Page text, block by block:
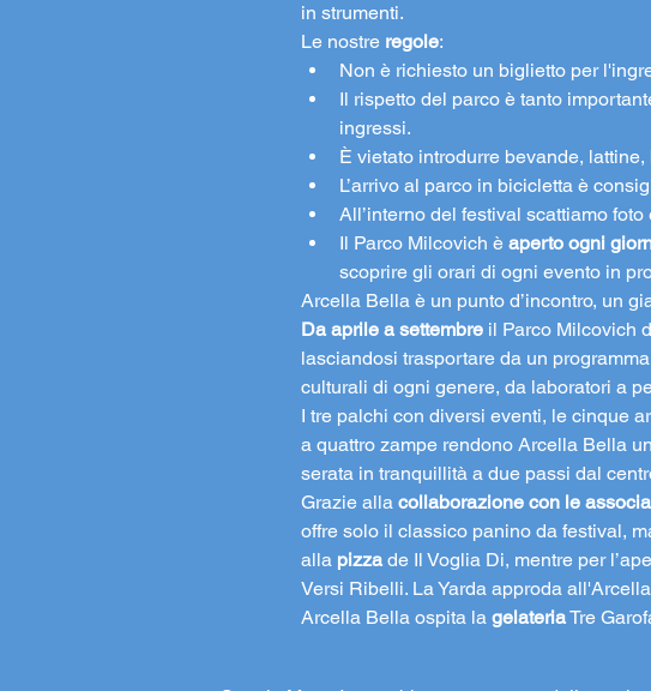
in strumenti.
Le nostre regole:
Non è richiesto un biglietto per
Il rispetto del parco è tanto
ingressi.
È vietato introdurre bevande, lattine,
L’arrivo al parco in bicicletta è
All’interno del festival scattiamo
Il Parco Milcovich è aperto ogni
scoprire gli orari di ogni evento in
Arcella Bella è un punto d’incontro, un
Da aprile a settembre il Parco Milcovich
lasciandosi trasportare da un
culturali di ogni genere, da laboratori a
I tre palchi con diversi eventi, le cinque
a quattro zampe rendono Arcella Bella
serata in tranquillità a due passi dal
Grazie alla collaborazione con le
offre solo il classico panino da festival,
alla pizza de Il Voglia Di, mentre per
Versi Ribelli. La Yarda approda
Arcella Bella ospita la gelateria Tre